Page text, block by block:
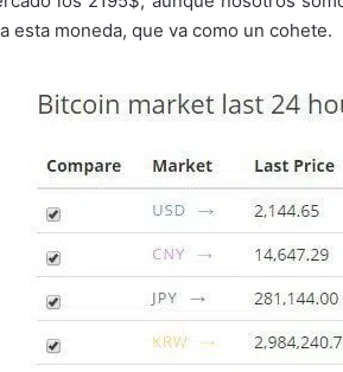
esta moneda, que va como un cohete.